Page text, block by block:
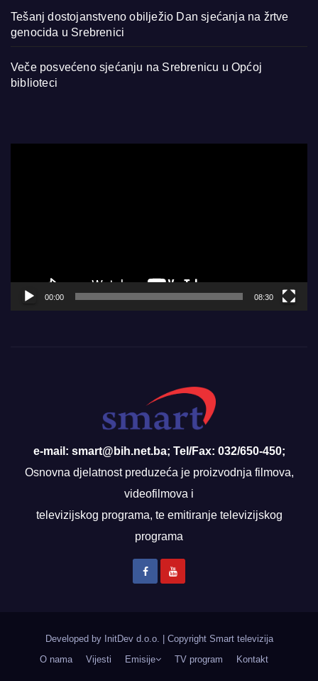
Tešanj dostojanstveno obilježio Dan sjećanja na žrtve
genocida u Srebrenici
Veče posvećeno sjećanju na Srebrenicu u Općoj
biblioteci
00:00 08:30
e-mail: smart@bih.net.ba; Tel/Fax: 032/650-450;
Osnovna djelatnost preduzeća je proizvodnja filmova,
videofilmova i
televizijskog programa, te emitiranje televizijskog
programa
Developed by InitDev d.o.o.
Copyright Smart televizija
O nama
Vijesti Emisije TV program Kontakt